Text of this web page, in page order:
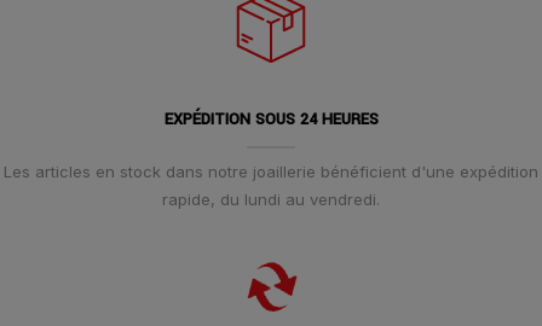
EXPÉDITION SOUS 24 HEURES
Les articles en stock dans notre joaillerie bénéficient d'une expédition
rapide, du lundi au vendredi.